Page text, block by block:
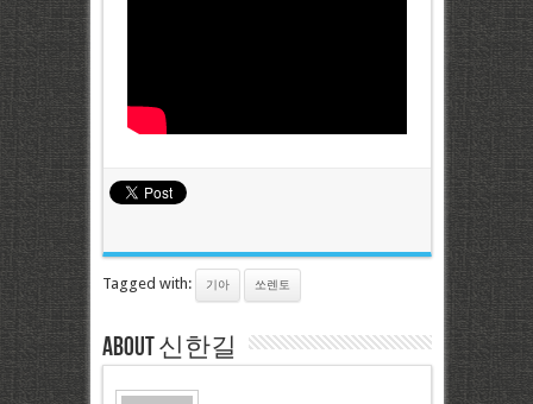
Tagged with: 기아 쏘렌토
About 신한길